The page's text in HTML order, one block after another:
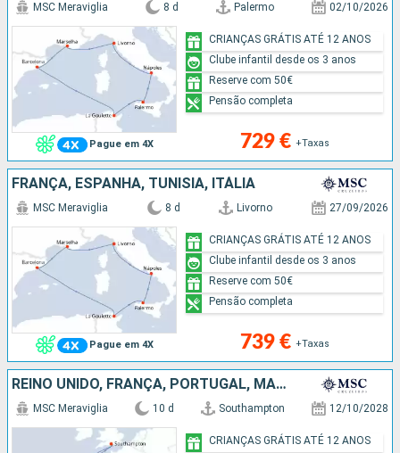
Pague em 4X
MSC Meraviglia 8 d Palermo 02/10/2026
729 € +Taxas
CRIANÇAS GRÁTIS ATÉ 12 ANOS
Clube infantil desde os 3 anos
Reserve com 50€
Pensão completa
FRANÇA, ESPANHA, TUNÍSIA, ITÁLIA
Pague em 4X
MSC Meraviglia 8 d Livorno 27/09/2026
739 € +Taxas
CRIANÇAS GRÁTIS ATÉ 12 ANOS
Clube infantil desde os 3 anos
Reserve com 50€
Pensão completa
REINO UNIDO, FRANÇA, PORTUGAL, MARROCOS, ESPANHA
MSC Meraviglia 10 d Southampton 12/10/2028
CRIANÇAS GRÁTIS ATÉ 12 ANOS